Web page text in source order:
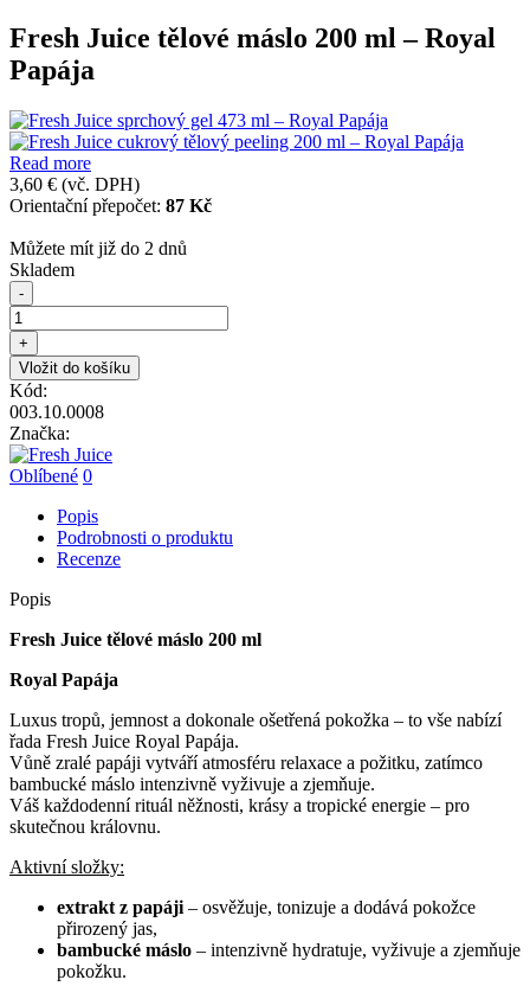
Fresh Juice tělové máslo 200 ml – Royal
Papája
Read more
3,60 € (vč. DPH)
Orientační přepočet: 87 Kč
Můžete mít již do 2 dnů
Skladem
-
+
Vložit do košíku
Kód:
003.10.0008
Značka:
Oblíbené 0
Popis
Podrobnosti o produktu
Recenze
Popis
Fresh Juice tělové máslo 200 ml
Royal Papája
Luxus tropů, jemnost a dokonale ošetřená pokožka – to vše nabízí
řada Fresh Juice Royal Papája.
Vůně zralé papáji vytváří atmosféru relaxace a požitku, zatímco
bambucké máslo intenzivně vyživuje a zjemňuje.
Váš každodenní rituál něžnosti, krásy a tropické energie – pro
skutečnou královnu.
Aktivní složky:
extrakt z papáji – osvěžuje, tonizuje a dodává pokožce
přirozený jas,
bambucké máslo – intenzivně hydratuje, vyživuje a zjemňuje
pokožku.